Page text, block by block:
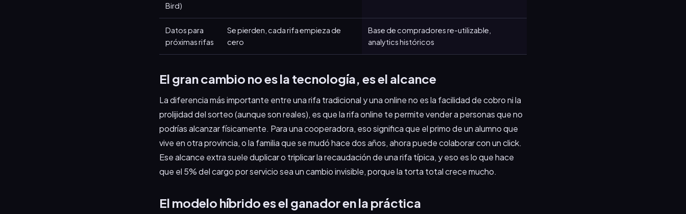
Bird)
Datos para
próximas rifas
Se pierden, cada rifa empieza de
cero
Base de compradores re-utilizable,
analytics históricos
El gran cambio no es la tecnología, es el alcance
La diferencia más importante entre una rifa tradicional y una online no es la facilidad de cobro ni la
prolijidad del sorteo (aunque son reales), es que la rifa online te permite vender a personas que no
podrías alcanzar físicamente. Para una cooperadora, eso significa que el primo de un alumno que
vive en otra provincia, o la familia que se mudó hace dos años, ahora puede colaborar con un click.
Ese alcance extra suele duplicar o triplicar la recaudación de una rifa típica, y eso es lo que hace
que el 5% del cargo por servicio sea un cambio invisible, porque la torta total crece mucho.
El modelo híbrido es el ganador en la práctica